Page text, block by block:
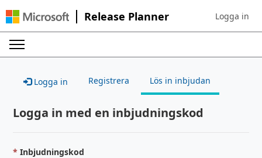
Release Planner Sign in to
Logga in
Logga in Registrera Lös in inbjudan
Logga in med en inbjudningskod
Inbjudningskod